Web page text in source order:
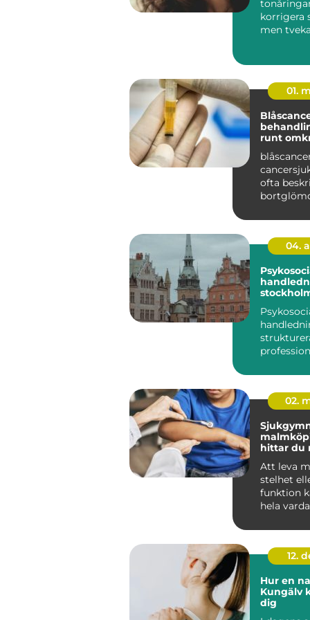
korrigera
men
01.
Blåscancer
runt
ofta
att den...
04.
stockholm stöd
arbete
arbetar
02.
hittar du
Att leva
stelhet
funktion
hela
12.
Hur en
Kungälv
dig